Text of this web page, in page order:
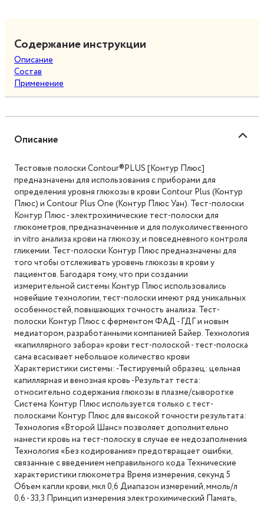
Содержание инструкции
Описание
Состав
Применение
Описание
Тестовые полоски Contour®PLUS [Контур Плюс]
предназначены для использования с приборами для
определения уровня глюкозы в крови Contour Plus (Контур
Плюс) и Contour Plus One (Контур Плюс Уан). Тест-полоски
Контур Плюс - электрохимические тест-полоски для
глюкометров, предназначенные и для полуколичественного
in vitro анализа крови на глюкозу, и повседневного контроля
гликемии. Тест-полоски Контур Плюс предназначены для
того чтобы отслеживать уровень глюкозы в крови у
пациентов. Багодаря тому, что при создании
измерительной системы Контур Плюс использовались
новейшие технологии, тест-полоски имеют ряд уникальных
особенностей, повышающих точность анализа. Тест-
полоски Контур Плюс с ферментом ФАД - ГДГ и новым
медиатором, разработанными компанией Байер. Технология
«капиллярного забора» крови тест-полоской - тест-полоска
сама всасывает небольшое количество крови
Характеристики системы: -Тестируемый образец: цельная
капиллярная и венозная кровь -Результат теста:
относительно содержания глюкозы в плазме/сыворотке
Система Контур Плюс используется только с тест-
полосками Контур Плюс для высокой точности результата:
Технология «Второй Шанс» позволяет дополнительно
нанести кровь на тест-полоску в случае ее недозаполнения
Технология «Без кодирования» предотвращает ошибки,
связанные с введением неправильного кода Технические
характеристики глюкометра Время измерения, секунд 5
Объем капли крови, мкл 0,6 Диапазон измерений, ммоль/л
0,6 - 33,3 Принцип измерения электрохимический Память,